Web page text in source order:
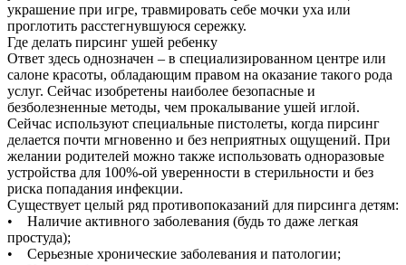
украшение при игре, травмировать себе мочки уха или
проглотить расстегнувшуюся сережку.
Где делать пирсинг ушей ребенку
Ответ здесь однозначен – в специализированном центре или
салоне красоты, обладающим правом на оказание такого рода
услуг. Сейчас изобретены наиболее безопасные и
безболезненные методы, чем прокалывание ушей иглой.
Сейчас используют специальные пистолеты, когда пирсинг
делается почти мгновенно и без неприятных ощущений. При
желании родителей можно также использовать одноразовые
устройства для 100%-ой уверенности в стерильности и без
риска попадания инфекции.
Существует целый ряд противопоказаний для пирсинга детям:
• Наличие активного заболевания (будь то даже легкая
простуда);
• Серьезные хронические заболевания и патологии;